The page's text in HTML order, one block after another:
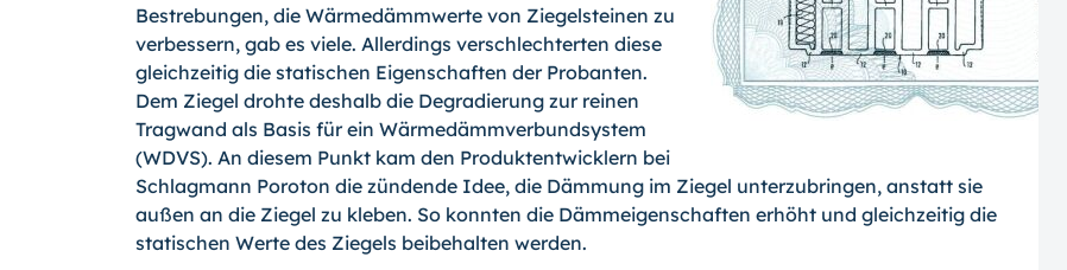
Bestrebungen, die Wärmedämmwerte von Ziegelsteinen zu
verbessern, gab es viele. Allerdings verschlechterten diese
gleichzeitig die statischen Eigenschaften der Probanten.
Dem Ziegel drohte deshalb die Degradierung zur reinen
Tragwand als Basis für ein Wärmedämmverbundsystem
(WDVS). An diesem Punkt kam den Produktentwicklern bei
Schlagmann Poroton die zündende Idee, die Dämmung im Ziegel unterzubringen, anstatt sie
außen an die Ziegel zu kleben. So konnten die Dämmeigenschaften erhöht und gleichzeitig die
statischen Werte des Ziegels beibehalten werden.